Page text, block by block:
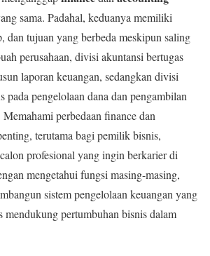
sama. Padahal, keduanya memiliki
dan tujuan yang berbeda meskipun saling
perusahaan, divisi akuntansi bertugas
laporan keuangan, sedangkan divisi
pada pengelolaan dana dan pengambilan
perbedaan finance dan
terutama bagi pemilik bisnis,
profesional yang ingin berkarier di
mengetahui fungsi masing-masing,
sistem pengelolaan keuangan yang
mendukung pertumbuhan bisnis dalam